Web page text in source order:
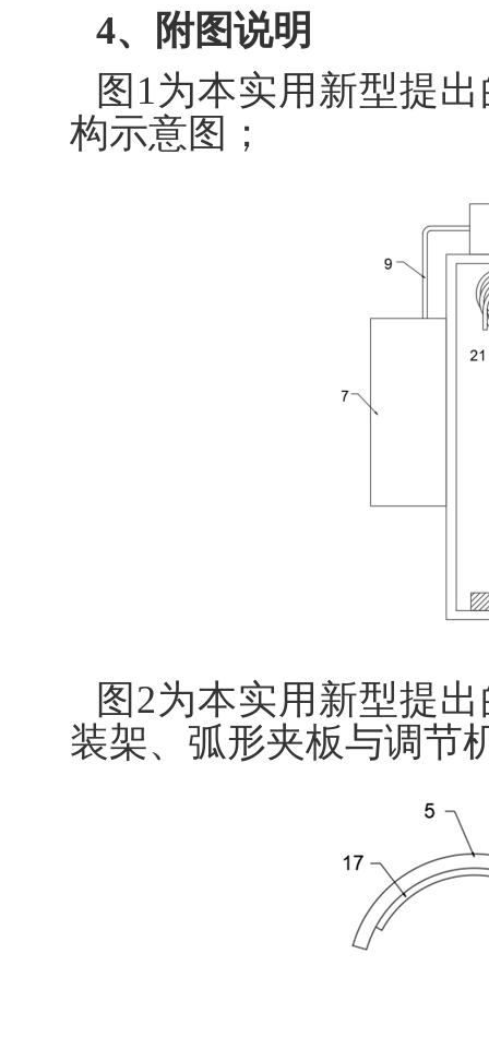
4、附图说明
图1为本实用新型提
构示意图；
图2为本实用新型提
装架、弧形夹板与调节